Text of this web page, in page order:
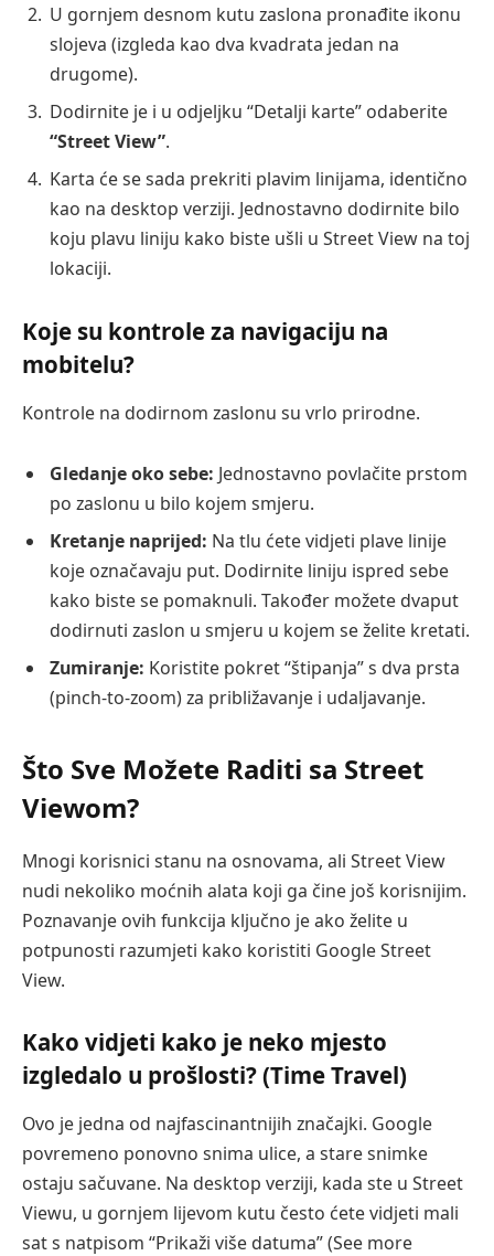
U gornjem desnom kutu zaslona pronađite ikonu
slojeva (izgleda kao dva kvadrata jedan na
drugome).
Dodirnite je i u odjeljku “Detalji karte” odaberite
“Street View”.
Karta će se sada prekriti plavim linijama, identično
kao na desktop verziji. Jednostavno dodirnite bilo
koju plavu liniju kako biste ušli u Street View na toj
lokaciji.
Koje su kontrole za navigaciju na
mobitelu?
Kontrole na dodirnom zaslonu su vrlo prirodne.
Gledanje oko sebe: Jednostavno povlačite prstom
po zaslonu u bilo kojem smjeru.
Kretanje naprijed: Na tlu ćete vidjeti plave linije
koje označavaju put. Dodirnite liniju ispred sebe
kako biste se pomaknuli. Također možete dvaput
dodirnuti zaslon u smjeru u kojem se želite kretati.
Zumiranje: Koristite pokret “štipanja” s dva prsta
(pinch-to-zoom) za približavanje i udaljavanje.
Što Sve Možete Raditi sa Street
Viewom?
Mnogi korisnici stanu na osnovama, ali Street View
nudi nekoliko moćnih alata koji ga čine još korisnijim.
Poznavanje ovih funkcija ključno je ako želite u
potpunosti razumjeti kako koristiti Google Street
View.
Kako vidjeti kako je neko mjesto
izgledalo u prošlosti? (Time Travel)
Ovo je jedna od najfascinantnijih značajki. Google
povremeno ponovno snima ulice, a stare snimke
ostaju sačuvane. Na desktop verziji, kada ste u Street
Viewu, u gornjem lijevom kutu često ćete vidjeti mali
sat s natpisom “Prikaži više datuma” (See more